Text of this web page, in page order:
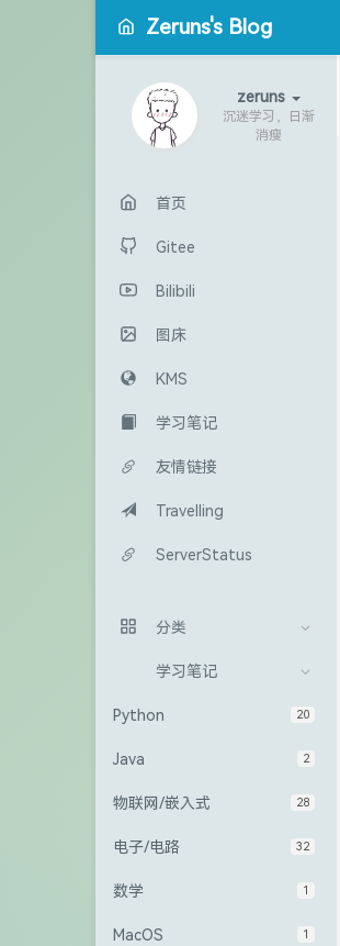
Zeruns's Blog
zeruns
沉迷学习，日渐
消瘦
首页
Gitee
Bilibili
图床
KMS
学习笔记
友情链接
Travelling
ServerStatus
分类
学习笔记
20
Python
2
Java
28
物联网/嵌入式
32
电子/电路
1
数学
1
MacOS